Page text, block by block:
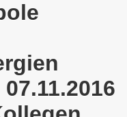
am
gegen
mit